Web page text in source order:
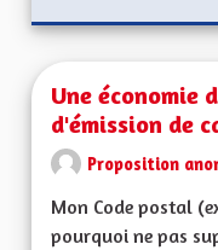
Une économie
d'émission de
Proposition
Mon Code postal
pourquoi ne pas